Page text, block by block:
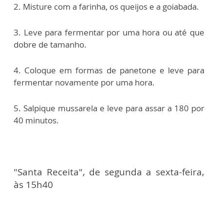
2. Misture com a farinha, os queijos e a goiabada.
3. Leve para fermentar por uma hora ouaté que
dobre de tamanho.
4. Coloque em formas de panetone e leve para
fermentar novamente por uma hora.
5. Salpique mussarela e leve para assar a 180 por
40 minutos.
"Santa Receita", de segunda a sexta-feira,
às 15h40